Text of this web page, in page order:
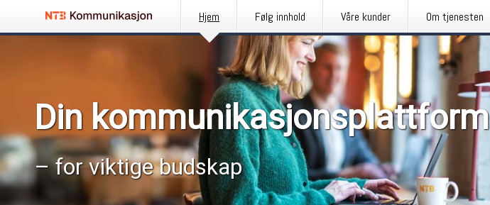
Hjem Følg innhold Våre kunder Om tjenesten
Din kommunikasjonsplattform
– for viktige budskap